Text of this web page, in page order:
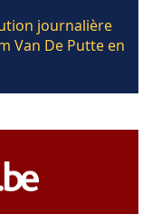
journalière
Van De Putte en